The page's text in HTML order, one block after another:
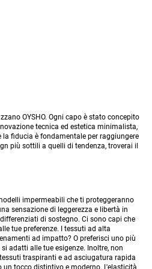
OYSHO. Ogni capo è stato concepito
tecnica ed estetica minimalista,
fiducia è fondamentale per raggiungere
più sottili a quelli di tendenza, troverai il
impermeabili che ti proteggeranno
sensazione di leggerezza e libertà in
di sostegno. Ci sono capi che
tue preferenze. I tessuti ad alta
ad impatto? O preferisci uno più
adatti alle tue esigenze. Inoltre, non
traspiranti e ad asciugatura rapida
tocco distintivo e moderno. L'elasticità